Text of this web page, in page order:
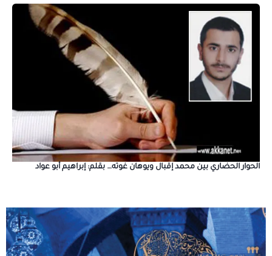
الحوار الحضاري بين محمد إقبال ويوهان غوته… بقلم: إبراهيم أبو عواد